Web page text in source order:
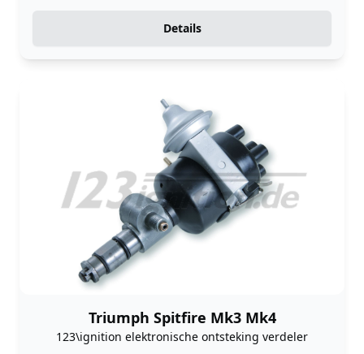
Details
Triumph Spitfire Mk3 Mk4
123\ignition elektronische ontsteking verdeler